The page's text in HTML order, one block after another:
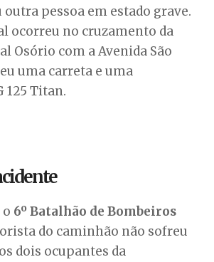
pessoa em estado grave.
ocorreu no cruzamento da
Osório com a Avenida São
uma carreta e uma
125 Titan.
o 6º Batalhão de Bombeiros
do caminhão não sofreu
dois ocupantes da